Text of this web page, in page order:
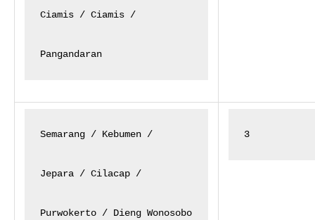
Ciamis / Ciamis /
Pangandaran
Semarang / Kebumen /
Jepara / Cilacap /
Purwokerto / Dieng Wonosobo
3